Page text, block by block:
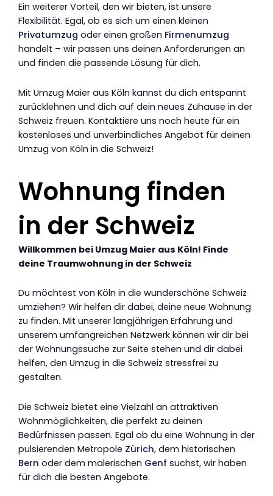
Ein weiterer Vorteil, den wir bieten, ist unsere
Flexibilität. Egal, ob es sich um einen kleinen
Privatumzug oder einen großen Firmenumzug
handelt – wir passen uns deinen Anforderungen an
und finden die passende Lösung für dich.
Mit Umzug Maier aus Köln kannst du dich entspannt
zurücklehnen und dich auf dein neues Zuhause in der
Schweiz freuen. Kontaktiere uns noch heute für ein
kostenloses und unverbindliches Angebot für deinen
Umzug von Köln in die Schweiz!
Wohnung finden
in der Schweiz
Willkommen bei Umzug Maier aus Köln! Finde
deine Traumwohnung in der Schweiz
Du möchtest von Köln in die wunderschöne Schweiz
umziehen? Wir helfen dir dabei, deine neue Wohnung
zu finden. Mit unserer langjährigen Erfahrung und
unserem umfangreichen Netzwerk können wir dir bei
der Wohnungssuche zur Seite stehen und dir dabei
helfen, den Umzug in die Schweiz stressfrei zu
gestalten.
Die Schweiz bietet eine Vielzahl an attraktiven
Wohnmöglichkeiten, die perfekt zu deinen
Bedürfnissen passen. Egal ob du eine Wohnung in der
pulsierenden Metropole Zürich, dem historischen
Bern oder dem malerischen Genf suchst, wir haben
für dich die besten Angebote.